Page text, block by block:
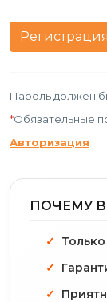
Пароль должен
*Обязательные
Авторизация
ПОЧЕМУ